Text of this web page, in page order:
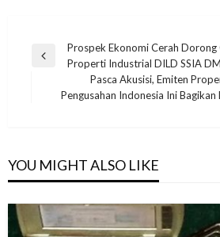
Navigasi
Previous
Prospek Ekonomi Cerah Dorong
Properti Industrial DILD SSIA
Next
Pasca Akusisi, Emiten
Pengusahan Indonesia Ini Bagikan
YOU MIGHT ALSO LIKE